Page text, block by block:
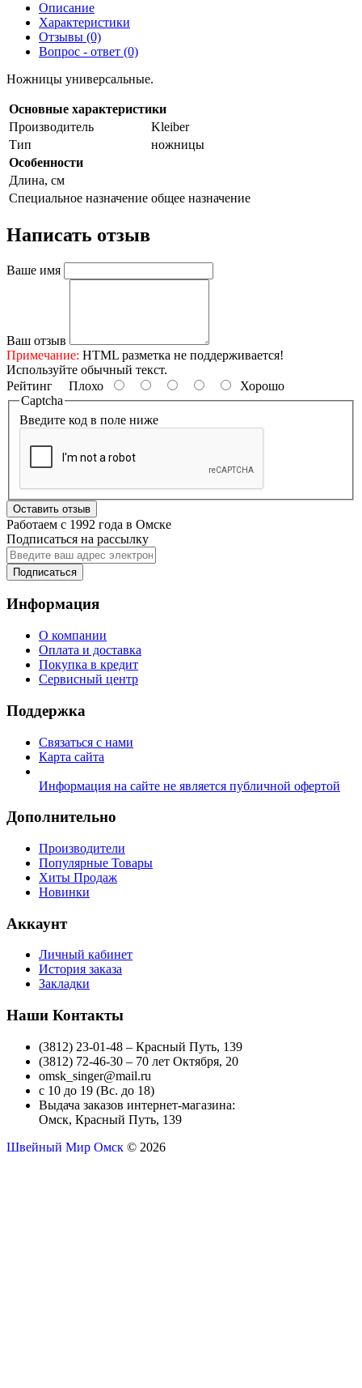
Описание
Характеристики
Отзывы (0)
Вопрос - ответ (0)
Ножницы универсальные.
Основные характеристики
Производитель
Kleiber
Тип
ножницы
Особенности
Длина, см
Специальное назначение общее назначение
Написать отзыв
Ваше имя
Ваш отзыв
Примечание: HTML разметка не поддерживается!
Используйте обычный текст.
Рейтинг Плохо
Хорошо
Captcha
Введите код в поле ниже
Оставить отзыв
Работаем с 1992 года в Омске
Подписаться на рассылку
Подписаться
Информация
О компании
Оплата и доставка
Покупка в кредит
Сервисный центр
Поддержка
Связаться с нами
Карта сайта
Информация на сайте не является публичной офертой
Дополнительно
Производители
Популярные Товары
Хиты Продаж
Новинки
Аккаунт
Личный кабинет
История заказа
Закладки
Наши Контакты
(3812) 23-01-48 – Красный Путь, 139
(3812) 72-46-30 – 70 лет Октября, 20
omsk_singer@mail.ru
с 10 до 19 (Вс. до 18)
Выдача заказов интернет-магазина:
Омск, Красный Путь, 139
Швейный Мир Омск © 2026